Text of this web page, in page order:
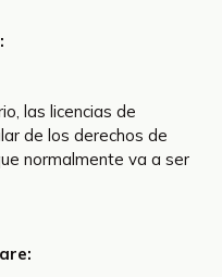
las licencias de
de los derechos de
normalmente va a ser